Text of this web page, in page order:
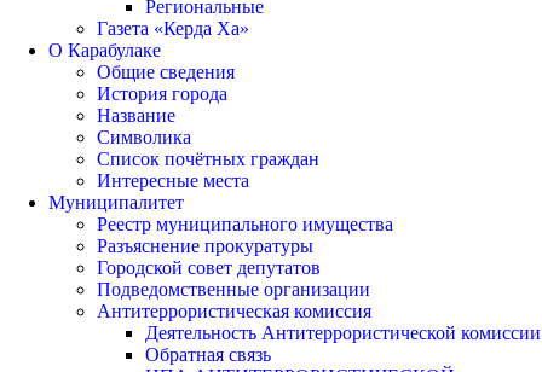
Региональные
Газета «Керда Ха»
О Карабулаке
Общие сведения
История города
Название
Символика
Список почётных граждан
Интересные места
Муниципалитет
Реестр муниципального имущества
Разъяснение прокуратуры
Городской совет депутатов
Подведомственные организации
Антитеррористическая комиссия
Деятельность Антитеррористической комиссии
Обратная связь